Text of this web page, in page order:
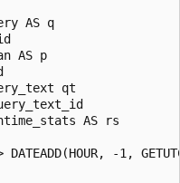
AS q
AS p
qt
AS rs
-1,